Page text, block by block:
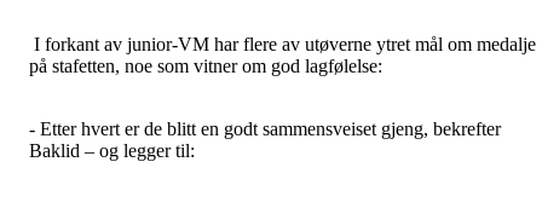
I forkant av junior-VM har flere av utøverne ytret mål om medalje
på stafetten, noe som vitner om god lagfølelse:
- Etter hvert er de blitt en godt sammensveiset gjeng, bekrefter
Baklid – og legger til: